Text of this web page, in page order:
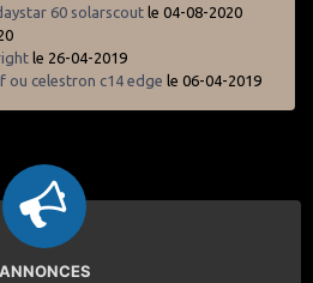
60 solarscout le 04-08-2020
le 26-04-2019
ou celestron c14 edge le 06-04-2019
ANNONCES